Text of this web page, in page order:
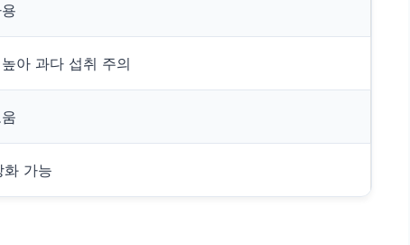
아 과다 섭취 주의
가능